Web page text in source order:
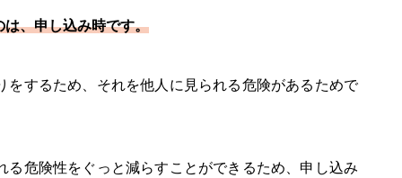
、申し込み時です。
するため、それを他人に見られる危険があるためで
危険性をぐっと減らすことができるため、申し込み